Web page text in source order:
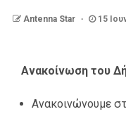
Antenna Star 15
Ανακοίνωση του
Ανακοινώνουμε